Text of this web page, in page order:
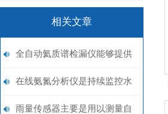
相关文章
全自动氦质谱检漏仪能够提供
可靠的泄漏检测和报警功能
在线氨氮分析仪是持续监控水
体氨氮含量的关键
雨量传感器主要是用以测量自